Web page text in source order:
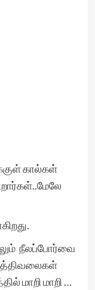
கால்கள்
நீலப்போர்வை
மாறி மாறி …